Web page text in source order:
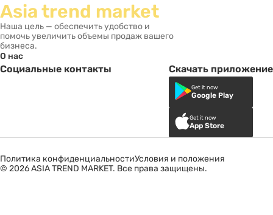
Asia trend market
Наша цель — обеспечить удобство и
помочь увеличить объемы продаж вашего
бизнеса.
О нас
Социальные контакты Скачать приложение
Get it now
Google Play
Get it now
App Store
© 2026 ASIA TREND MARKET. Все права защищены.
Политика конфиденциальностиУсловия и положения